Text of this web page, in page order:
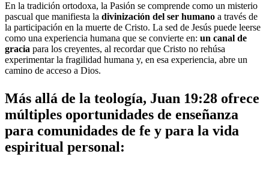
En la tradición ortodoxa, la Pasión se comprende como un misterio
pascual que manifiesta la divinización del ser humano a través de
la participación en la muerte de Cristo. La sed de Jesús puede leerse
como una experiencia humana que se convierte en: un canal de
gracia para los creyentes, al recordar que Cristo no rehúsa
experimentar la fragilidad humana y, en esa experiencia, abre un
camino de acceso a Dios.
Más allá de la teología, Juan 19:28 ofrece
múltiples oportunidades de enseñanza
para comunidades de fe y para la vida
espiritual personal: